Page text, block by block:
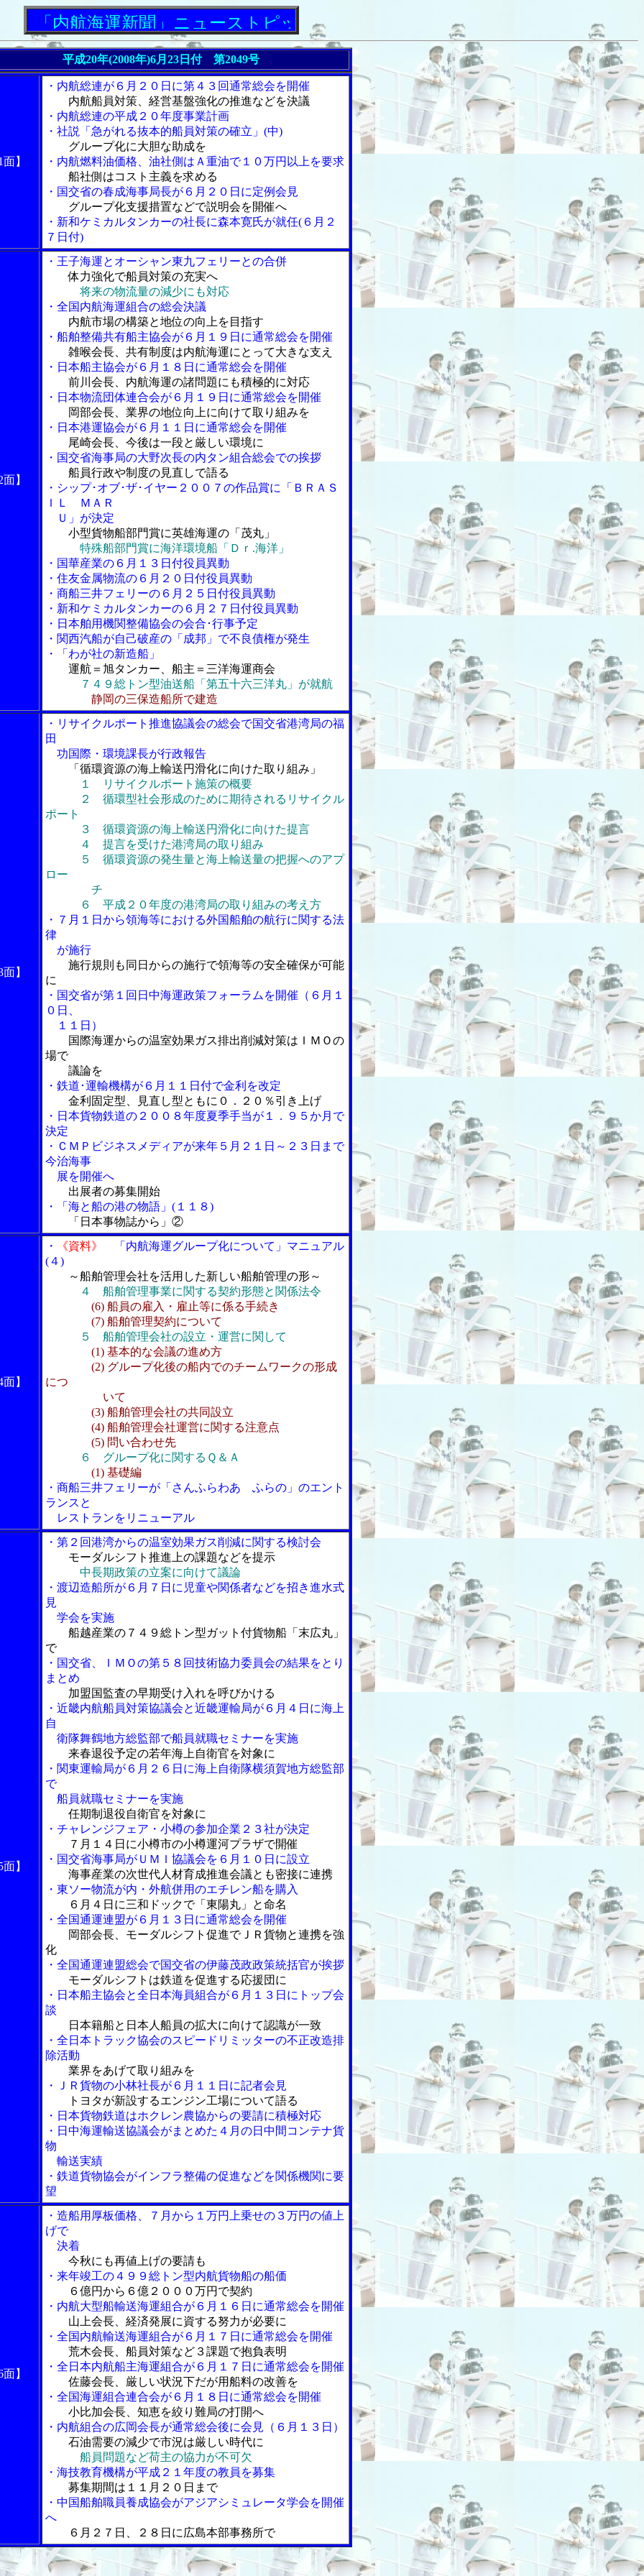
航海運新聞」ニューストピックス
平成20年(2008年)6月23日付 第2049号
】
・内航総連が６月２０日に第４３回通常総会を開催
内航船員対策、経営基盤強化の推進などを決議
・内航総連の平成２０年度事業計画
・社説「急がれる抜本的船員対策の確立」(中)
グループ化に大胆な助成を
・内航燃料油価格、油社側はＡ重油で１０万円以上を要求
船社側はコスト主義を求める
・国交省の春成海事局長が６月２０日に定例会見
グループ化支援措置などで説明会を開催へ
・新和ケミカルタンカーの社長に森本寛氏が就任(６月２
７日付)
】
・王子海運とオーシャン東九フェリーとの合併
体力強化で船員対策の充実へ
将来の物流量の減少にも対応
・全国内航海運組合の総会決議
内航市場の構築と地位の向上を目指す
・船舶整備共有船主協会が６月１９日に通常総会を開催
雑喉会長、共有制度は内航海運にとって大きな支え
・日本船主協会が６月１８日に通常総会を開催
前川会長、内航海運の諸問題にも積極的に対応
・日本物流団体連合会が６月１９日に通常総会を開催
岡部会長、業界の地位向上に向けて取り組みを
・日本港運協会が６月１１日に通常総会を開催
尾崎会長、今後は一段と厳しい環境に
・国交省海事局の大野次長の内タン組合総会での挨拶
船員行政や制度の見直しで語る
・シップ･オブ･ザ･イヤー２００７の作品賞に「ＢＲＡＳ
ＩＬ ＭＡＲ
Ｕ」が決定
小型貨物船部門賞に英雄海運の「茂丸」
特殊船部門賞に海洋環境船「Ｄｒ.海洋」
・国華産業の６月１３日付役員異動
・住友金属物流の６月２０日付役員異動
・商船三井フェリーの６月２５日付役員異動
・新和ケミカルタンカーの６月２７日付役員異動
・日本舶用機関整備協会の会合･行事予定
・関西汽船が自己破産の「成邦」で不良債権が発生
・「わが社の新造船」
運航＝旭タンカー、船主＝三洋海運商会
７４９総トン型油送船「第五十六三洋丸」が就航
静岡の三保造船所で建造
】
・リサイクルポート推進協議会の総会で国交省港湾局の福
田
功国際・環境課長が行政報告
「循環資源の海上輸送円滑化に向けた取り組み」
１ リサイクルポート施策の概要
２ 循環型社会形成のために期待されるリサイクル
ポート
３ 循環資源の海上輸送円滑化に向けた提言
４ 提言を受けた港湾局の取り組み
５ 循環資源の発生量と海上輸送量の把握へのアプ
ロー
チ
６ 平成２０年度の港湾局の取り組みの考え方
・７月１日から領海等における外国船舶の航行に関する法
律
が施行
施行規則も同日からの施行で領海等の安全確保が可能
に
・国交省が第１回日中海運政策フォーラムを開催（６月１
０日、
１１日）
国際海運からの温室効果ガス排出削減対策はＩＭＯの
場で
議論を
・鉄道･運輸機構が６月１１日付で金利を改定
金利固定型、見直し型ともに０．２０％引き上げ
・日本貨物鉄道の２００８年度夏季手当が１．９５か月で
決定
・ＣＭＰビジネスメディアが来年５月２１日～２３日まで
今治海事
展を開催へ
出展者の募集開始
・「海と船の港の物語」(１１８)
「日本事物誌から」②
】
・ 《資料》
「内航海運グループ化について」マニュアル
(４)
～船舶管理会社を活用した新しい船舶管理の形～
４ 船舶管理事業に関する契約形態と関係法令
(6) 船員の雇入・雇止等に係る手続き
(7) 船舶管理契約について
５ 船舶管理会社の設立・運営に関して
(1) 基本的な会議の進め方
(2) グループ化後の船内でのチームワークの形成
につ
いて
(3) 船舶管理会社の共同設立
(4) 船舶管理会社運営に関する注意点
(5) 問い合わせ先
６ グループ化に関するＱ＆Ａ
(1) 基礎編
・商船三井フェリーが「さんふらわあ ふらの」のエント
ランスと
レストランをリニューアル
】
・第２回港湾からの温室効果ガス削減に関する検討会
モーダルシフト推進上の課題などを提示
中長期政策の立案に向けて議論
・渡辺造船所が６月７日に児童や関係者などを招き進水式
見
学会を実施
船越産業の７４９総トン型ガット付貨物船「末広丸」
で
・国交省、ＩＭＯの第５８回技術協力委員会の結果をとり
まとめ
加盟国監査の早期受け入れを呼びかける
・近畿内航船員対策協議会と近畿運輸局が６月４日に海上
自
衛隊舞鶴地方総監部で船員就職セミナーを実施
来春退役予定の若年海上自衛官を対象に
・関東運輸局が６月２６日に海上自衛隊横須賀地方総監部
で
船員就職セミナーを実施
任期制退役自衛官を対象に
・チャレンジフェア・小樽の参加企業２３社が決定
７月１４日に小樽市の小樽運河プラザで開催
・国交省海事局がＵＭＩ協議会を６月１０日に設立
海事産業の次世代人材育成推進会議とも密接に連携
・東ソー物流が内・外航併用のエチレン船を購入
６月４日に三和ドックで「東陽丸」と命名
・全国通運連盟が６月１３日に通常総会を開催
岡部会長、モーダルシフト促進でＪＲ貨物と連携を強
化
・全国通運連盟総会で国交省の伊藤茂政政策統括官が挨拶
モーダルシフトは鉄道を促進する応援団に
・日本船主協会と全日本海員組合が６月１３日にトップ会
談
日本籍船と日本人船員の拡大に向けて認識が一致
・全日本トラック協会のスピードリミッターの不正改造排
除活動
業界をあげて取り組みを
・ＪＲ貨物の小林社長が６月１１日に記者会見
トヨタが新設するエンジン工場について語る
・日本貨物鉄道はホクレン農協からの要請に積極対応
・日中海運輸送協議会がまとめた４月の日中間コンテナ貨
物
輸送実績
・鉄道貨物協会がインフラ整備の促進などを関係機関に要
望
】
・造船用厚板価格、７月から１万円上乗せの３万円の値上
げで
決着
今秋にも再値上げの要請も
・来年竣工の４９９総トン型内航貨物船の船価
６億円から６億２０００万円で契約
・内航大型船輸送海運組合が６月１６日に通常総会を開催
山上会長、経済発展に資する努力が必要に
・全国内航輸送海運組合が６月１７日に通常総会を開催
荒木会長、船員対策など３課題で抱負表明
・全日本内航船主海運組合が６月１７日に通常総会を開催
佐藤会長、厳しい状況下だが用船料の改善を
・全国海運組合連合会が６月１８日に通常総会を開催
小比加会長、知恵を絞り難局の打開へ
・内航組合の広岡会長が通常総会後に会見（６月１３日）
石油需要の減少で市況は厳しい時代に
船員問題など荷主の協力が不可欠
・海技教育機構が平成２１年度の教員を募集
募集期間は１１月２０日まで
・中国船舶職員養成協会がアジアシミュレータ学会を開催
へ
６月２７日、２８日に広島本部事務所で